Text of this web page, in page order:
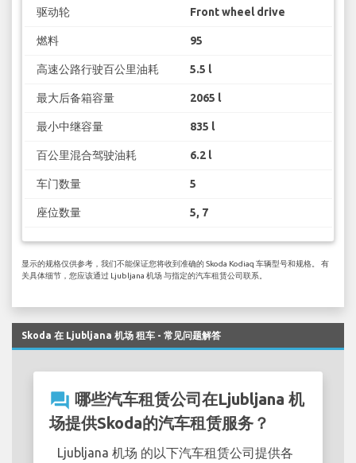
驱动轮 Front wheel drive
燃料 95
高速公路行驶百公里油耗 5.5 l
最大后备箱容量 2065 l
最小中继容量 835 l
百公里混合驾驶油耗 6.2 l
车门数量 5
座位数量 5, 7
显示的规格仅供参考，我们不能保证您将收到准确的 Skoda Kodiaq 车辆型号和规格。 有
关具体细节，您应该通过 Ljubljana 机场 与指定的汽车租赁公司联系。
Skoda 在 Ljubljana 机场 租车 - 常见问题解答
question_answer 哪些汽车租赁公司在Ljubljana 机
场提供Skoda的汽车租赁服务？
Ljubljana 机场 的以下汽车租赁公司提供各